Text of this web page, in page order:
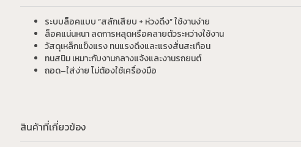
ระบบล็อคแบบ “สลักเสียบ + ห่วงดึง” ใช้งานง่าย
ล็อคแน่นหนา ลดการหลุดหรือคลายตัวระหว่างใช้งาน
วัสดุเหล็กแข็งแรง ทนแรงดึงและแรงสั่นสะเทือน
ทนสนิม เหมาะกับงานกลางแจ้งและงานรถยนต์
ถอด–ใส่ง่าย ไม่ต้องใช้เครื่องมือ
สินค้าที่เกี่ยวข้อง